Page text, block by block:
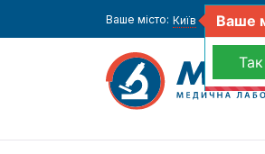
Ваше місто: Київ Ваше
Так